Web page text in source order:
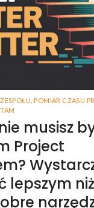
POMIAR CZASU
musisz
Project
lepszym